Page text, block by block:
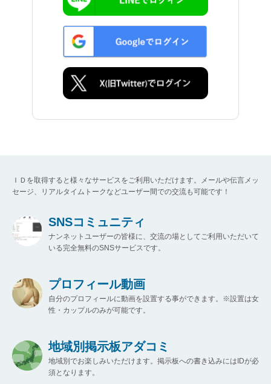
ＩＤを取得すると様々なサービスをご利用いただけます。メールや伝言メッ
セージ、リアルタイムトークなどユーザー間での交流も可能です！
SNSコミュニティ
ナンネットユーザーの皆様に、交流の場としてご利用いただいて
いる完全無料のSNSサービスです。
プロフィール動画
自分のプロフィールに動画を設置する事ができます。※設置は女
性・カップルのみが可能です。
地域別掲示板アダコミ
地域別でお楽しみいただけます。掲示板への書き込みにはIDが必
須となります。